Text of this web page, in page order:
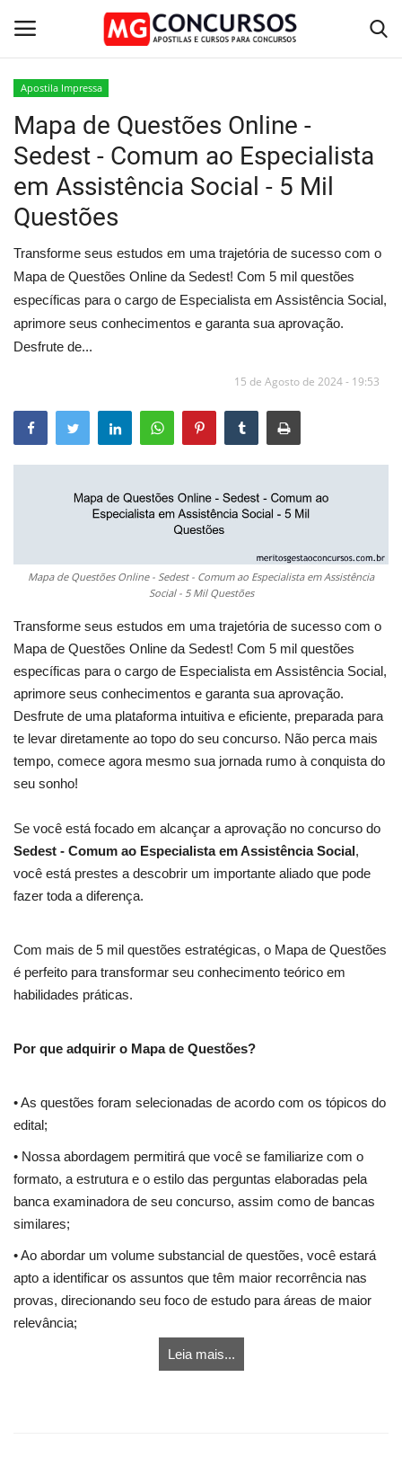
Home
Apostilas PDF
Apostila Impressa
Cursos Online
Combo Apostilas
Apostila Impressa
Mapa de Questões Online -
Sedest - Comum ao Especialista
em Assistência Social - 5 Mil
Questões
Transforme seus estudos em uma trajetória de sucesso com o
Mapa de Questões Online da Sedest! Com 5 mil questões
específicas para o cargo de Especialista em Assistência Social,
aprimore seus conhecimentos e garanta sua aprovação.
Desfrute de...
15 de Agosto de 2024 - 19:53
Mapa de Questões Online - Sedest - Comum ao Especialista em Assistência
Social - 5 Mil Questões
Transforme seus estudos em uma trajetória de sucesso com o
Mapa de Questões Online da Sedest! Com 5 mil questões
específicas para o cargo de Especialista em Assistência Social,
aprimore seus conhecimentos e garanta sua aprovação.
Desfrute de uma plataforma intuitiva e eficiente, preparada para
te levar diretamente ao topo do seu concurso. Não perca mais
tempo, comece agora mesmo sua jornada rumo à conquista do
seu sonho!
Se você está focado em alcançar a aprovação no concurso do
Sedest - Comum ao Especialista em Assistência Social,
você está prestes a descobrir um importante aliado que pode
fazer toda a diferença.
Com mais de 5 mil questões estratégicas, o Mapa de Questões
é perfeito para transformar seu conhecimento teórico em
habilidades práticas.
Por que adquirir o Mapa de Questões?
• As questões foram selecionadas de acordo com os tópicos do
edital;
• Nossa abordagem permitirá que você se familiarize com o
formato, a estrutura e o estilo das perguntas elaboradas pela
banca examinadora de seu concurso, assim como de bancas
similares;
• Ao abordar um volume substancial de questões, você estará
apto a identificar os assuntos que têm maior recorrência nas
provas, direcionando seu foco de estudo para áreas de maior
relevância;
Leia mais...